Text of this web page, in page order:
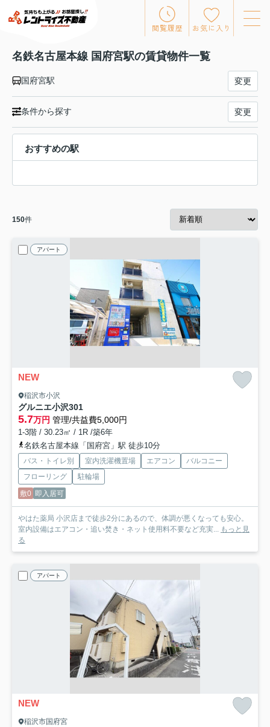
閲覧履歴 お気に入り
名鉄名古屋本線 国府宮駅の賃貸物件一覧
国府宮駅 変更
条件から探す 変更
おすすめの駅
150件
アパート
NEW
稲沢市小沢
グルニエ小沢301
5.7万円 管理/共益費5,000円
1-3階 / 30.23㎡ / 1R /築6年
名鉄名古屋本線「国府宮」駅 徒歩10分
バス・トイレ別 室内洗濯機置場 エアコン
バルコニー
フローリング
駐輪場
敷0 即入居可
やはた薬局 小沢店まで徒歩2分にあるので、体調が悪くなっても安心。
室内設備はエアコン・追い焚き・ネット使用料不要など充実...
もっと見
る
アパート
NEW
稲沢市国府宮